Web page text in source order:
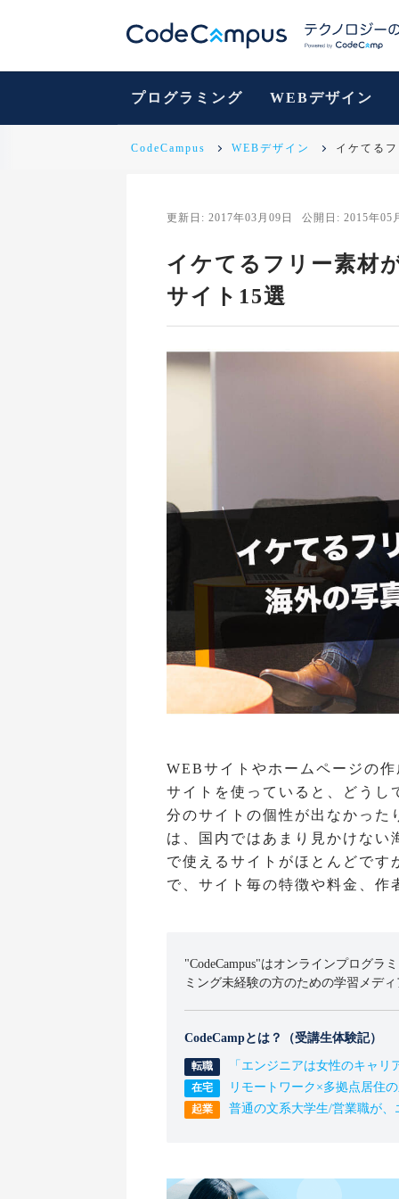
プログラミング WEBデザイン
CodeCampus WEBデザイン イケてる
更新日: 2017年03月09日 公開日: 2015年05
イケてるフリー素材
サイト15選
WEBサイトやホームページの
サイトを使っていると、どうし
分のサイトの個性が出なかった
は、国内ではあまり見かけな
で使えるサイトがほとんどで
で、サイト毎の特徴や料金、
"CodeCampus"はオンラインプログラ
ミング未経験の方のための学習メデ
CodeCampとは？（受講生体験記）
「エンジニアは女性のキャ
リモートワーク×多拠点居住
普通の文系大学生/営業職が